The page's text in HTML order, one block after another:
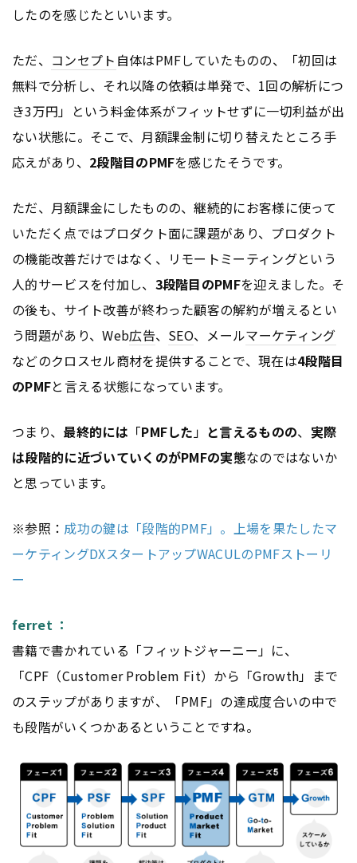
したのを感じたといいます。
ただ、 コンセプト 自体はPMFしていたものの、「初回は
無料で分析し、それ以降の依頼は単発で、1回の解析につ
き3万円」という料金体系がフィットせずに一切利益が出
ない状態に。そこで、月額課金制に切り替えたところ手
応えがあり、 2段階目のPMFを感じたそうです。
ただ、月額課金にしたものの、継続的にお客様に使って
いただく点ではプロダクト面に課題があり、プロダクト
の機能改善だけではなく、リモートミーティングという
人的サービスを付加し、 3段階目のPMFを迎えました。そ
の後も、サイト改善が終わった顧客の解約が増えるとい
う問題があり、Web広告、 SEO、メールマーケティング
などのクロスセル商材を提供することで、現在は4段階目
のPMFと言える状態になっています。
つまり、 最終的には 「PMFした」 と言えるものの、 実際
は段階的に近づいていくのがPMFの実態なのではないか
と思っています。
※参照： 成功の鍵は「段階的PMF」。上場を果たしたマ
ーケティングDXスタートアップWACULのPMFストーリ
ー
ferret ：
書籍で書かれている「フィットジャーニー」に、
「CPF（Customer Problem Fit）から「Growth」まで
のステップがありますが、「PMF」の達成度合いの中で
も段階がいくつかあるということですね。